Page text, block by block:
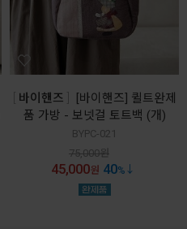
바이핸즈
[바이핸즈] 퀼트완제
품 가방 - 보넷걸 토트백 (개)
BYPC-021
75,000원
45,000원 40%